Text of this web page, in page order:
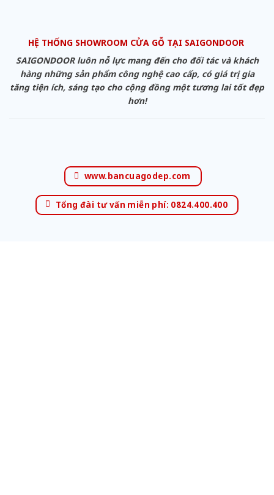
HỆ THỐNG SHOWROOM CỬA GỖ TẠI SAIGONDOOR
SAIGONDOOR luôn nỗ lực mang đến cho đối tác và khách
hàng những sản phẩm công nghệ cao cấp, có giá trị gia
tăng tiện ích, sáng tạo cho cộng đồng một tương lai tốt đẹp
hơn!
www.bancuagodep.com
Tổng đài tư vấn miễn phí: 0824.400.400